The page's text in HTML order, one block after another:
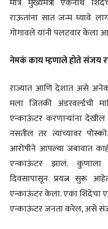
मात्र मुख्यमंत्री एकनाथ
राऊतांना सात जन्म घ्यावे
गोगावले यांनी पलटवार केला
नेमकं काय म्हणाले होते संजय
राज्यात आणि देशात असे
मला जितकी अंडरवर्ल्डची
एन्काऊंटर करणाऱ्यांना देखील
नसतील तर त्यांच्यावर
आरोपीने आपल्या जबावात
एन्काऊंटर झालं. कुणाला
दिवसापासून प्रयत्न सुरू
एन्काऊंटर केला. एका शिंदेचा
एन्काऊंटर जनता करेल, असे